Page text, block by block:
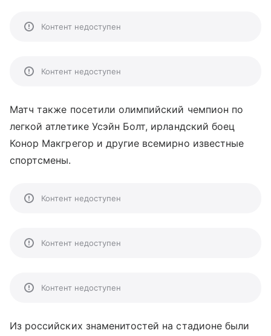
Контент недоступен
Контент недоступен
Матч также посетили олимпийский чемпион по
легкой атлетике Усэйн Болт, ирландский боец
Конор Макгрегор и другие всемирно известные
спортсмены.
Контент недоступен
Контент недоступен
Контент недоступен
Из российских знаменитостей на стадионе были